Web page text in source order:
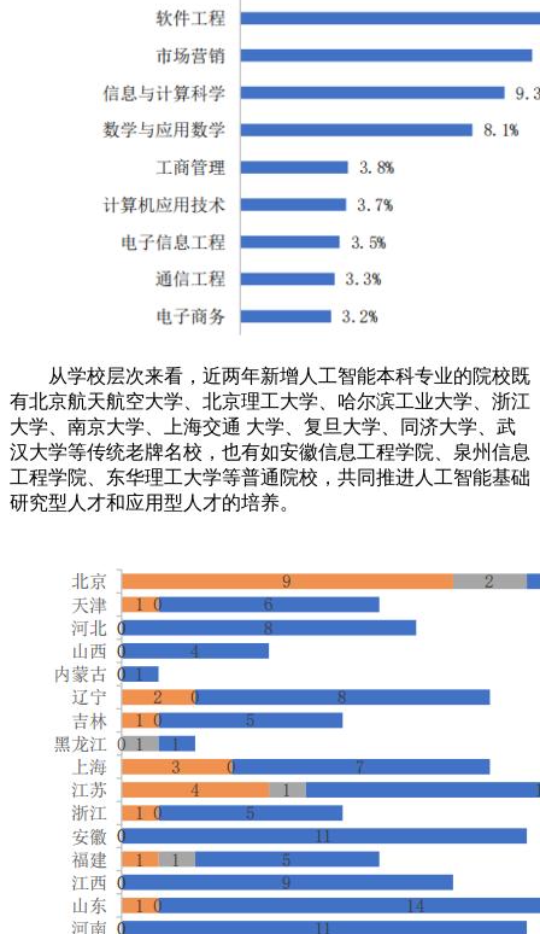
从学校层次来看，近两年新增人工智能本科专业的院校既
有北京航天航空大学、北京理工大学、哈尔滨工业大学、浙江
大学、南京大学、上海交通 大学、复旦大学、同济大学、武
汉大学等传统老牌名校，也有如安徽信息工程学院、泉州信息
工程学院、东华理工大学等普通院校，共同推进人工智能基础
研究型人才和应用型人才的培养。